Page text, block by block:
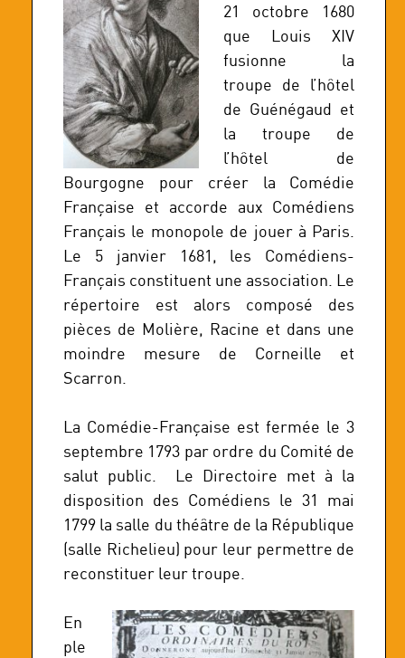
21 octobre 1680
que Louis XIV
fusionne la
troupe de l’hôtel
de Guénégaud et
la troupe de
l’hôtel de
Bourgogne pour créer la Comédie
Française et accorde aux Comédiens
Français le monopole de jouer à Paris.
Le 5 janvier 1681, les Comédiens-
Français constituent une association. Le
répertoire est alors composé des
pièces de Molière, Racine et dans une
moindre mesure de Corneille et
Scarron.
La Comédie-Française est fermée le 3
septembre 1793 par ordre du Comité de
salut public. Le Directoire met à la
disposition des Comédiens le 31 mai
1799 la salle du théâtre de la République
(salle Richelieu) pour leur permettre de
reconstituer leur troupe.
En
ple